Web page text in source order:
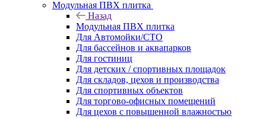
Модульная ПВХ плитка
Назад
Модульная ПВХ плитка
Для Автомойки/СТО
Для бассейнов и аквапарков
Для гостиниц
Для детских / спортивных площадок
Для складов, цехов и производства
Для спортивных объектов
Для торгово-офисных помещений
Для цехов с повышенной влажностью